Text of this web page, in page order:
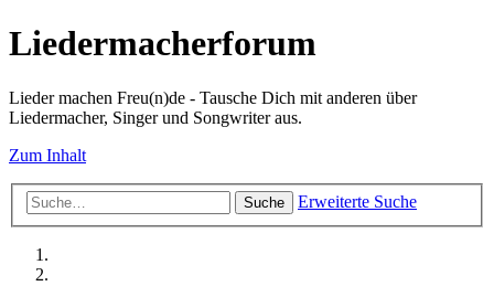
Liedermacherforum
Lieder machen Freu(n)de - Tausche Dich mit anderen über
Liedermacher, Singer und Songwriter aus.
Zum Inhalt
Suche Erweiterte Suche